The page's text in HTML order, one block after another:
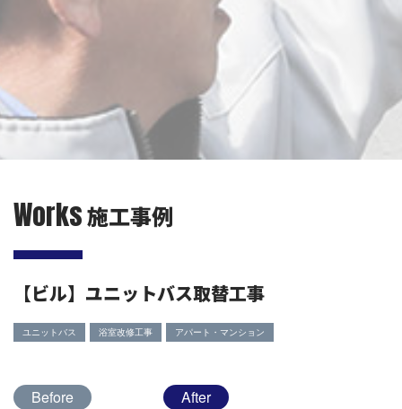
Works施工事例
【ビル】ユニットバス取替工事
ユニットバス 浴室改修工事 アパート・マンション
Before After